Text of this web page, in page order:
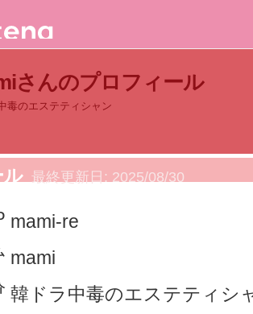
さんのプロフィール
毒のエステティシャン
ル 最終更新日: 2025/08/30
mami-re
mami
韓ドラ中毒のエステティシ